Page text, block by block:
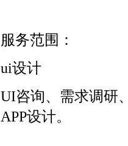
服务范围：
ui设计
UI咨询、需求调研
APP设计。